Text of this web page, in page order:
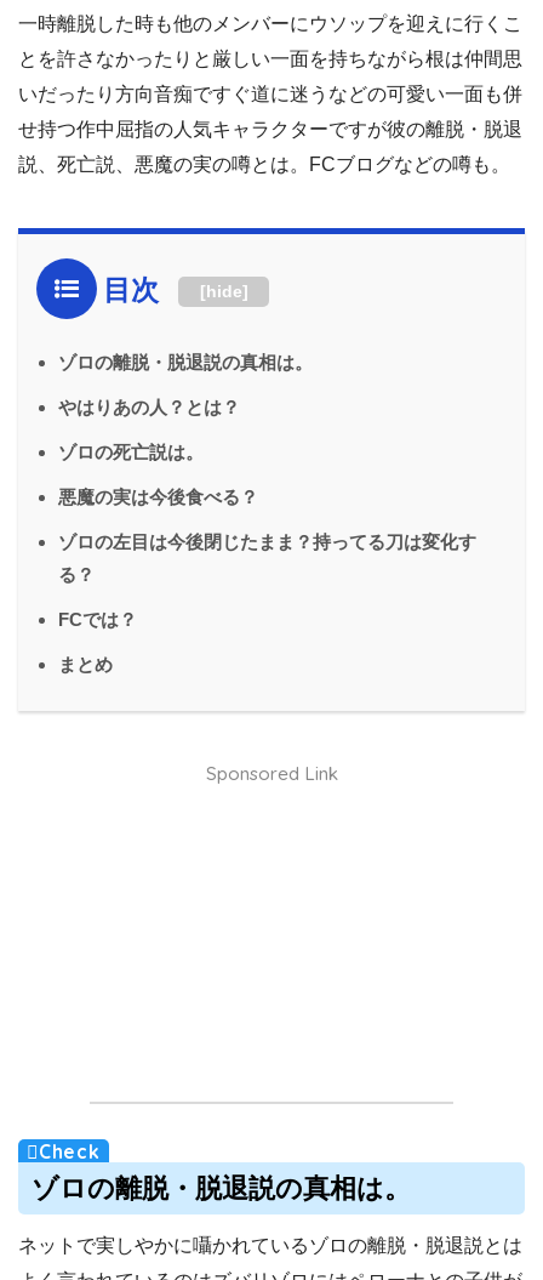
一時離脱した時も他のメンバーにウソップを迎えに行くこ
とを許さなかったりと厳しい一面を持ちながら根は仲間思
いだったり方向音痴ですぐ道に迷うなどの可愛い一面も併
せ持つ作中屈指の人気キャラクターですが彼の離脱・脱退
説、死亡説、悪魔の実の噂とは。FCブログなどの噂も。
目次 [hide]
ゾロの離脱・脱退説の真相は。
やはりあの人？とは？
ゾロの死亡説は。
悪魔の実は今後食べる？
ゾロの左目は今後閉じたまま？持ってる刀は変化す
る？
FCでは？
まとめ
Sponsored Link
ゾロの離脱・脱退説の真相は。
ネットで実しやかに囁かれているゾロの離脱・脱退説とは